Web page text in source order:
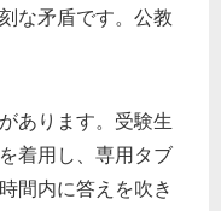
な矛盾です。公教
あります。受験生
着用し、専用タブ
間内に答えを吹き